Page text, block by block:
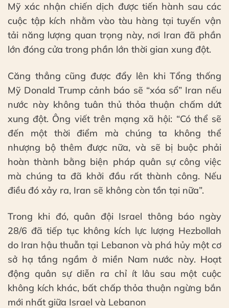
Mỹ xác nhận chiến dịch được tiến hành sau các
cuộc tập kích nhằm vào tàu hàng tại tuyến vận
tải năng lượng quan trọng này, nơi Iran đã phần
lớn đóng cửa trong phần lớn thời gian xung đột.
Căng thẳng cũng được đẩy lên khi Tổng thống
Mỹ Donald Trump cảnh báo sẽ “xóa sổ” Iran nếu
nước này không tuân thủ thỏa thuận chấm dứt
xung đột. Ông viết trên mạng xã hội: “Có thể sẽ
đến một thời điểm mà chúng ta không thể
nhượng bộ thêm được nữa, và sẽ bị buộc phải
hoàn thành bằng biện pháp quân sự công việc
mà chúng ta đã khởi đầu rất thành công. Nếu
điều đó xảy ra, Iran sẽ không còn tồn tại nữa”.
Trong khi đó, quân đội Israel thông báo ngày
28/6 đã tiếp tục không kích lực lượng Hezbollah
do Iran hậu thuẫn tại Lebanon và phá hủy một cơ
sở hạ tầng ngầm ở miền Nam nước này. Hoạt
động quân sự diễn ra chỉ ít lâu sau một cuộc
không kích khác, bất chấp thỏa thuận ngừng bắn
mới nhất giữa Israel và Lebanon